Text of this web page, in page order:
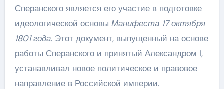
Сперанского является его участие в подготовке
идеологической основы Манифеста 17 октября
1801 года. Этот документ, выпущенный на основе
работы Сперанского и принятый Александром I,
устанавливал новое политическое и правовое
направление в Российской империи.